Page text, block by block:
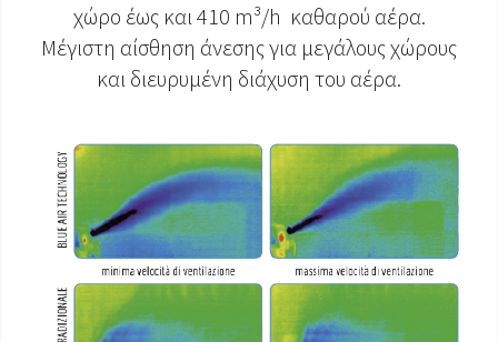
χώρο έως και 410 m³/h καθαρού αέρα.
Μέγιστη αίσθηση άνεσης για μεγάλους χώρους
και διευρυμένη διάχυση του αέρα.